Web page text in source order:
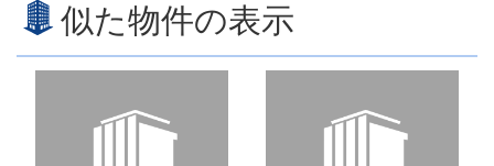
似た物件の表示